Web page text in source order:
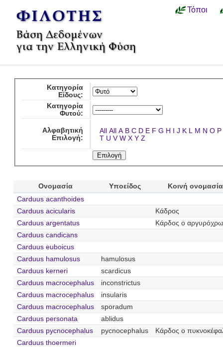
Τόποι
Κατηγορία
Είδους:
Κατηγορία
Φυτού:
Αλφαβητική
Επιλογή:
All All A B C D E F G H I J K L M N O P
T U V W X Y Z
Ονομασία Υποείδος
Κοινή ονομασία
Carduus acanthoides
Carduus acicularis
Κάδρος
Carduus argentatus
Κάρδος ο
Carduus candicans
Carduus euboicus
Carduus hamulosus
hamulosus
Carduus kerneri
scardicus
Carduus macrocephalus
inconstrictus
Carduus macrocephalus
insularis
Carduus macrocephalus
sporadum
Carduus personata
ablidus
Carduus pycnocephalus
pycnocephalus
Κάρδος ο
Carduus thoermeri